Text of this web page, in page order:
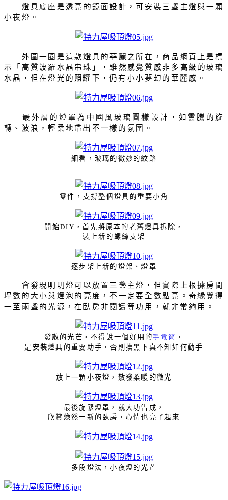
燈具底座是透亮的鏡面設計，可安裝三盞主燈與一顆
小夜燈。
外圍一圈是這款燈具的華麗之所在，商品網頁上是標
示「高質波羅水晶串珠」，雖然感覺質感非多高級的玻璃
水晶，但在燈光的照耀下，仍有小小夢幻的華麗感。
最外層的燈罩為中國風玻璃圖樣設計，如雲騰的旋
轉、波浪，輕柔地帶出不一樣的氛圍。
細看，玻璃的微妙的紋路
零件，支撐整個燈具的重要小角
開始DIY ，首先將原本的老舊燈具拆除，
裝上新的螺絲支架
逐步架上新的燈架、燈罩
會發現明明燈可以放置三盞主燈，但實際上根據房間
坪數的大小與燈泡的亮度，不一定要全數點亮。奇緣覺得
一至兩盞的光源，在臥房非閱讀等功用，就非常夠用。
發散的光芒，不得說一個好用的手電筒 ，
是安裝燈具的重要助手，否則摸黑下真不知如何動手
放上一顆小夜燈，散發柔暖的微光
最後旋緊燈罩，就大功告成，
欣賞煥然一新的臥房，心情也亮了起來
多段燈法，小夜燈的光芒